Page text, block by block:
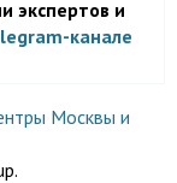
экспертов и
канале
Москвы и